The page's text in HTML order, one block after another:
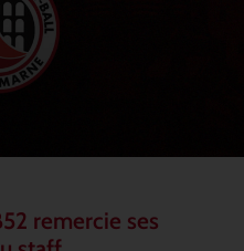
remercie ses